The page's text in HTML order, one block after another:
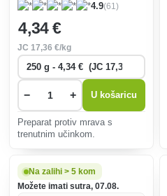
4.9(61)
4,34 €
JC17,36 €/kg
− + U košaricu
Preparat protiv mrava s
trenutnim učinkom.
Na zalihi > 5 kom
Možete imati sutra, 07.08.